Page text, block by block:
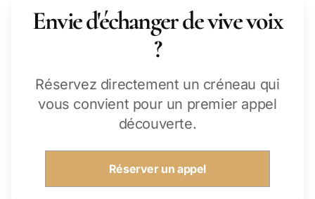
Envie d'échanger de vive voix
?
Réservez directement un créneau qui
vous convient pour un premier appel
découverte.
Réserver un appel